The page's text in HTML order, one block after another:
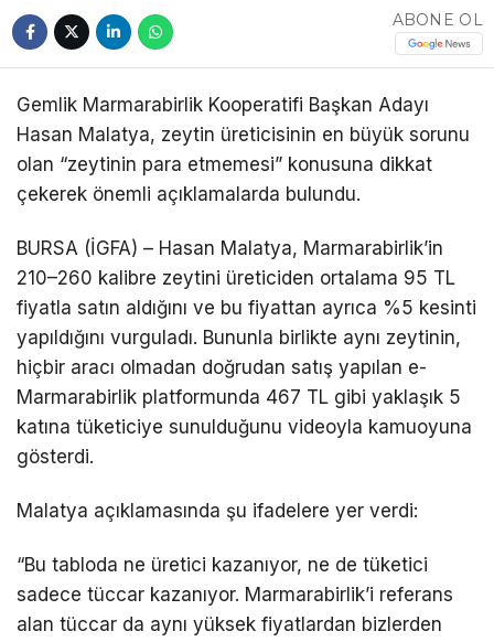
ABONE OL
Gemlik Marmarabirlik Kooperatifi Başkan Adayı
Hasan Malatya, zeytin üreticisinin en büyük sorunu
olan “zeytinin para etmemesi” konusuna dikkat
çekerek önemli açıklamalarda bulundu.
BURSA (İGFA) – Hasan Malatya, Marmarabirlik’in
210–260 kalibre zeytini üreticiden ortalama 95 TL
fiyatla satın aldığını ve bu fiyattan ayrıca %5 kesinti
yapıldığını vurguladı. Bununla birlikte aynı zeytinin,
hiçbir aracı olmadan doğrudan satış yapılan e-
Marmarabirlik platformunda 467 TL gibi yaklaşık 5
katına tüketiciye sunulduğunu videoyla kamuoyuna
gösterdi.
Malatya açıklamasında şu ifadelere yer verdi:
“Bu tabloda ne üretici kazanıyor, ne de tüketici
sadece tüccar kazanıyor. Marmarabirlik’i referans
alan tüccar da aynı yüksek fiyatlardan bizlerden